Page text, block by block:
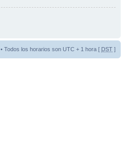
• Todos los horarios son UTC + 1 hora [ DST ]